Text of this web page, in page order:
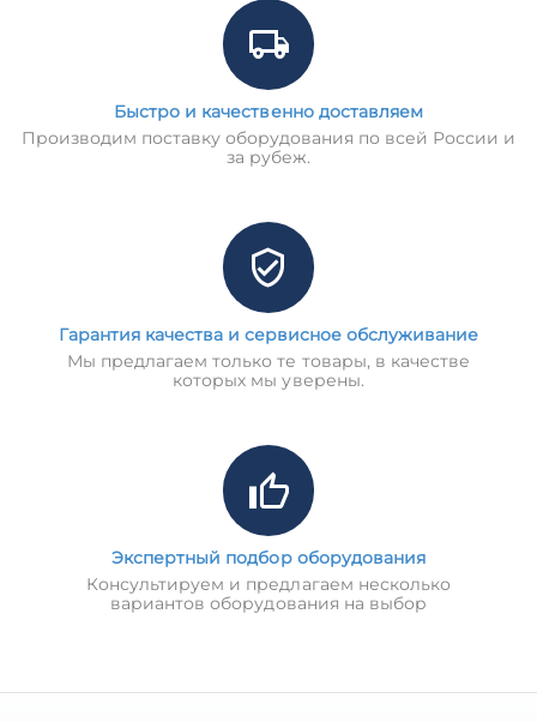
Быстро и качественно доставляем
Производим поставку оборудования по всей России и
за рубеж.
Гарантия качества и сервисное обслуживание
Мы предлагаем только те товары, в качестве
которых мы уверены.
Экспертный подбор оборудования
Консультируем и предлагаем несколько
вариантов оборудования на выбор